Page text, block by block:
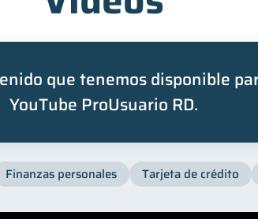
que tenemos disponible
YouTube ProUsuario RD.
Finanzas personales Tarjeta de crédito